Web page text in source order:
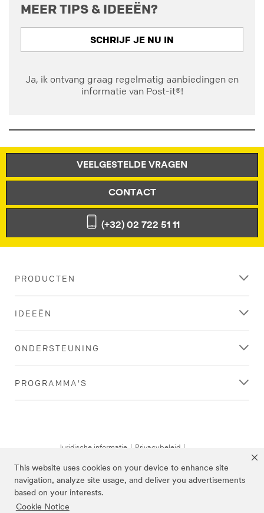
This website uses cookies on your device to enhance site
navigation, analyze site usage, and deliver you advertisements
based on your interests.
Cookie Notice
MEER TIPS & IDEEËN?
SCHRIJF JE NU IN
Ja, ik ontvang graag regelmatig aanbiedingen en
informatie van Post-it®!
VEELGESTELDE VRAGEN
CONTACT
(+32) 02 722 51 11
PRODUCTEN
IDEEËN
ONDERSTEUNING
PROGRAMMA'S
Juridische informatie | Privacybeleid |
© 3M 2026. Alle rechten voorbehouden.